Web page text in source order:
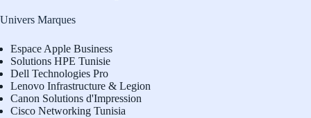
Univers Marques
Espace Apple Business
Solutions HPE Tunisie
Dell Technologies Pro
Lenovo Infrastructure & Legion
Canon Solutions d'Impression
Cisco Networking Tunisia